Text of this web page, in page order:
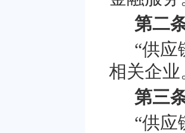
第二
“供应
相关企业
第三
“供应